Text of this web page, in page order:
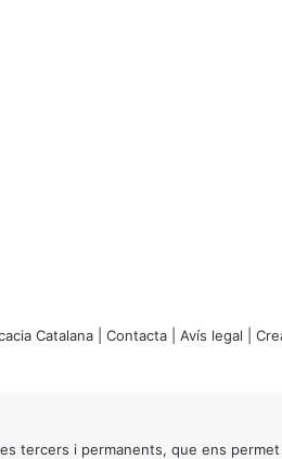
Catalana | Contacta Avís legal |
tercers i permanents, que ens